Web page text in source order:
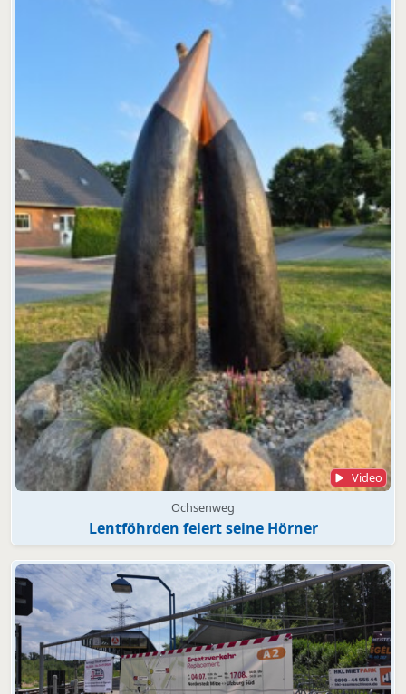
Video
Ochsenweg
Lentföhrden feiert seine Hörner